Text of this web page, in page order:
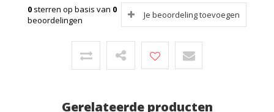
0 sterren op basis van 0
beoordelingen
Je beoordeling toevoegen
Gerelateerde producten